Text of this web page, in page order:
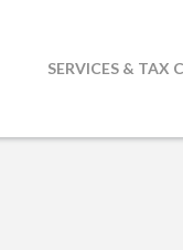
SERVICES & TAX